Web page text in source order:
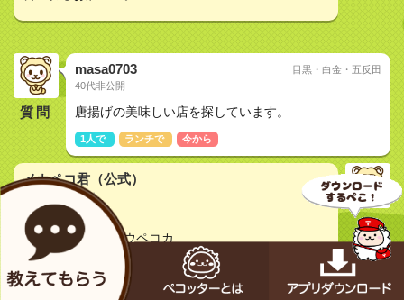
質問
masa0703
40代非公開
目黒・白金・五反田
唐揚げの美味しい店を探しています。
1人で ランチで 今から
メカペコ君（公式）
初号機（学習中）
pecopeco...
コチラノお店はドウペコカ
居酒屋 あゆみ
https://tabelog.com/tokyo/A1316/A131603/13166368/